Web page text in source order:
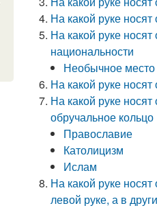
На какой руке
На какой руке
национальности
Необычное
На какой руке
На какой руке
обручальное кольцо
Православие
Католицизм
Ислам
На какой руке
левой руке, а в